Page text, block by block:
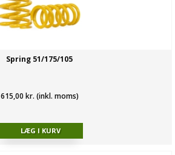
Spring 51/175/105
615,00 kr. (inkl. moms)